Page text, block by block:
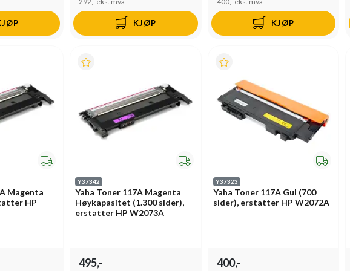
KJØP KJØP
Magenta
HP
Y37342
Yaha Toner 117A Magenta
Høykapasitet (1.300 sider),
erstatter HP W2073A
495,-
Y37323
Yaha Toner 117A Gul (700
sider), erstatter HP W2072A
400,-